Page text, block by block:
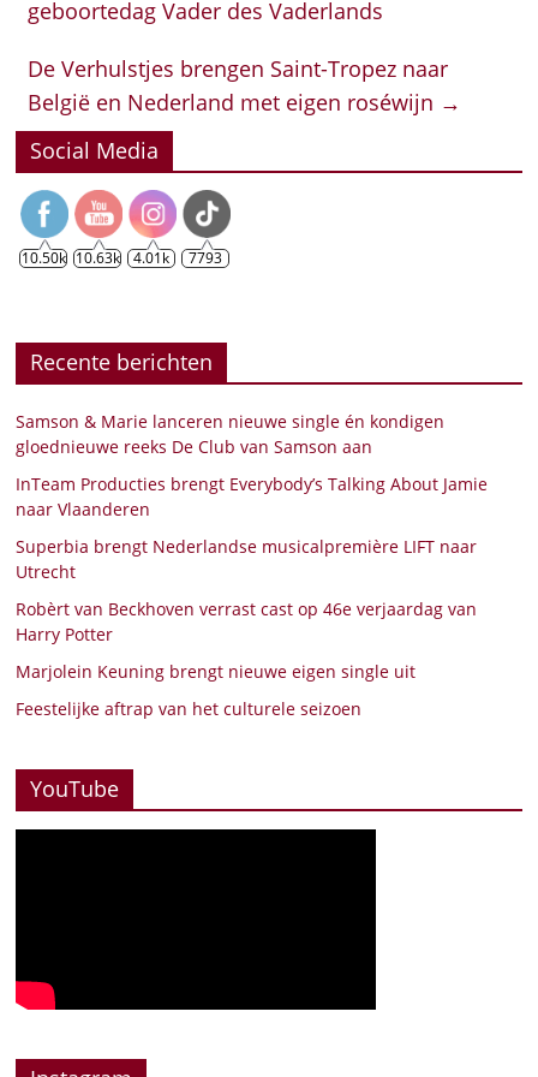
geboortedag Vader des Vaderlands
De Verhulstjes brengen Saint-Tropez naar
België en Nederland met eigen roséwijn →
Social Media
10.50k 10.63k 4.01k 7793
Recente berichten
Samson & Marie lanceren nieuwe single én kondigen
gloednieuwe reeks De Club van Samson aan
InTeam Producties brengt Everybody’s Talking About Jamie
naar Vlaanderen
Superbia brengt Nederlandse musicalpremière LIFT naar
Utrecht
Robèrt van Beckhoven verrast cast op 46e verjaardag van
Harry Potter
Marjolein Keuning brengt nieuwe eigen single uit
Feestelijke aftrap van het culturele seizoen
YouTube